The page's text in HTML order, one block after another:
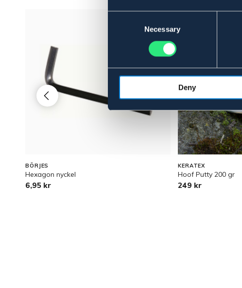
Necessary
Deny
BÖRJES
Hexagon nyckel
6,95 kr
KERATEX
Hoof Putty 200 gr
249 kr